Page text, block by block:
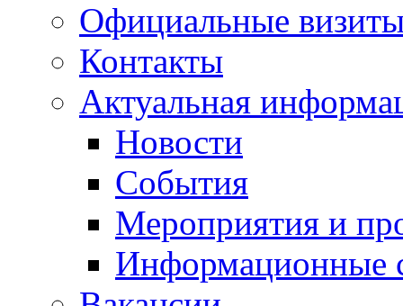
Официальные
Контакты
Актуальная
Новости
События
Мероприятия и
Информационные